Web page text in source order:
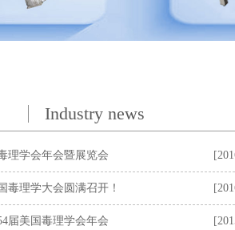
Industry news
理学会年会暨展览会
毒理学大会圆满召开！
届美国毒理学会年会